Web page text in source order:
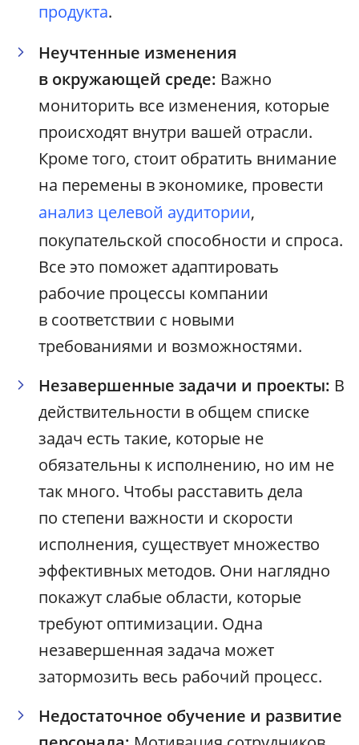
продукта.
Неучтенные изменения
в окружающей среде: Важно
мониторить все изменения, которые
происходят внутри вашей отрасли.
Кроме того, стоит обратить внимание
на перемены в экономике, провести
анализ целевой аудитории,
покупательской способности и спроса.
Все это поможет адаптировать
рабочие процессы компании
в соответствии с новыми
требованиями и возможностями.
Незавершенные задачи и проекты: В
действительности в общем списке
задач есть такие, которые не
обязательны к исполнению, но им не
так много. Чтобы расставить дела
по степени важности и скорости
исполнения, существует множество
эффективных методов. Они наглядно
покажут слабые области, которые
требуют оптимизации. Одна
незавершенная задача может
затормозить весь рабочий процесс.
Недостаточное обучение и развитие